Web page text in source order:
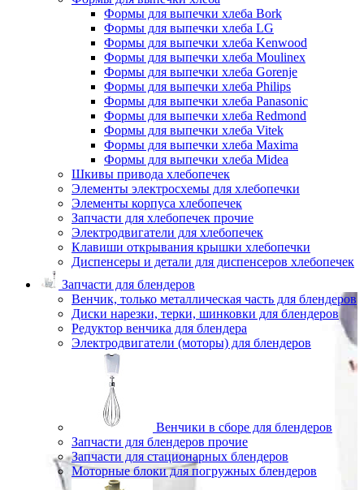
Формы для выпечки хлеба Bork
Формы для выпечки хлеба LG
Формы для выпечки хлеба Kenwood
Формы для выпечки хлеба Moulinex
Формы для выпечки хлеба Gorenje
Формы для выпечки хлеба Philips
Формы для выпечки хлеба Panasonic
Формы для выпечки хлеба Redmond
Формы для выпечки хлеба Vitek
Формы для выпечки хлеба Maxima
Формы для выпечки хлеба Midea
Шкивы привода хлебопечек
Элементы электросхемы для хлебопечки
Элементы корпуса хлебопечек
Запчасти для хлебопечек прочие
Электродвигатели для хлебопечек
Клавиши открывания крышки хлебопечки
Диспенсеры и детали для диспенсеров хлебопечек
Запчасти для блендеров
Венчик, только металлическая часть для блендеров
Диски нарезки, терки, шинковки для блендеров
Редуктор венчика для блендера
Электродвигатели (моторы) для блендеров
Венчики в сборе для блендеров
Запчасти для блендеров прочие
Запчасти для стационарных блендеров
Моторные блоки для погружных блендеров